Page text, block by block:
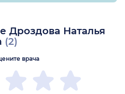
Дроздова Наталья
(2)
врача